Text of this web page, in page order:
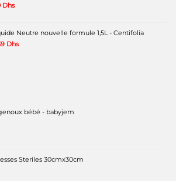
:
DhsLe
est :
60 Dhs.
Neutre nouvelle formule 1,5L - Centifolia
DhsLe
bébé - babyjem
Steriles 30cmx30cm